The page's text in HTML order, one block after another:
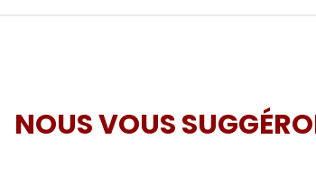
NOUS VOUS